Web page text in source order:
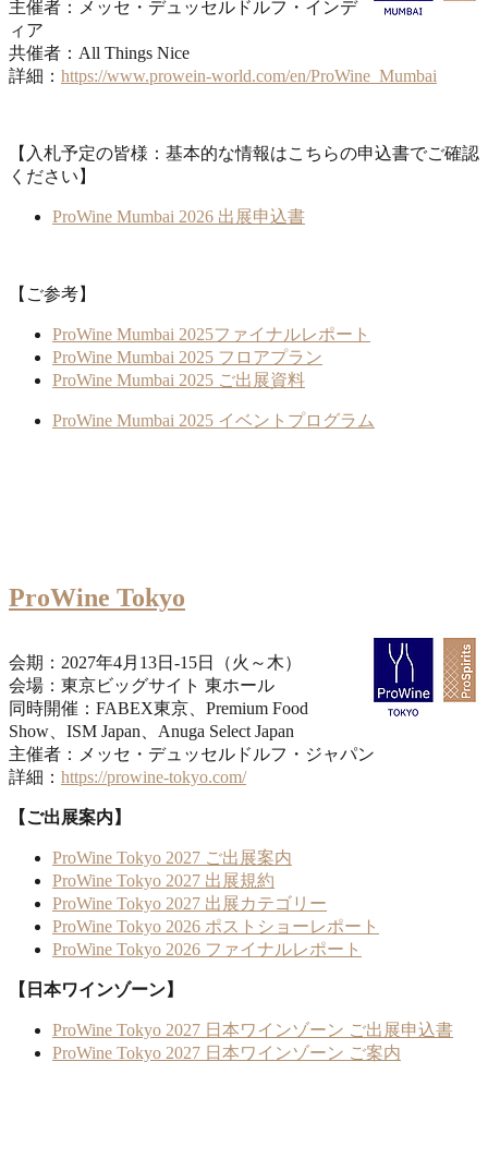
主催者：メッセ・デュッセルドルフ・インデ
ィア
共催者：All Things Nice
詳細： https://www.prowein-world.com/en/ProWine_Mumbai
【入札予定の皆様：基本的な情報はこちらの申込書でご確認
ください】
ProWine Mumbai 2026 出展申込書
【ご参考】
ProWine Mumbai 2025ファイナルレポート
ProWine Mumbai 2025 フロアプラン
ProWine Mumbai 2025 ご出展資料
ProWine Mumbai 2025 イベントプログラム
ProWine Tokyo
会期：2027年4月13日-15日（火～木）
会場：東京ビッグサイト 東ホール
同時開催：FABEX東京、Premium Food
Show、ISM Japan、Anuga Select Japan
主催者：メッセ・デュッセルドルフ・ジャパン
詳細： https://prowine-tokyo.com/
【ご出展案内】
ProWine Tokyo 2027 ご出展案内
ProWine Tokyo 2027 出展規約
ProWine Tokyo 2027 出展カテゴリー
ProWine Tokyo 2026 ポストショーレポート
ProWine Tokyo 2026 ファイナルレポート
【日本ワインゾーン】
ProWine Tokyo 2027 日本ワインゾーン ご出展申込書
ProWine Tokyo 2027 日本ワインゾーン ご案内